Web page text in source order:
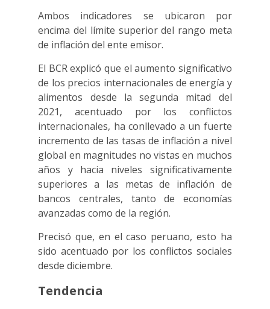
Ambos indicadores se ubicaron por
encima del límite superior del rango meta
de inflación del ente emisor.
El BCR explicó que el aumento significativo
de los precios internacionales de energía y
alimentos desde la segunda mitad del
2021, acentuado por los conflictos
internacionales, ha conllevado a un fuerte
incremento de las tasas de inflación a nivel
global en magnitudes no vistas en muchos
años y hacia niveles significativamente
superiores a las metas de inflación de
bancos centrales, tanto de economías
avanzadas como de la región.
Precisó que, en el caso peruano, esto ha
sido acentuado por los conflictos sociales
desde diciembre.
Tendencia